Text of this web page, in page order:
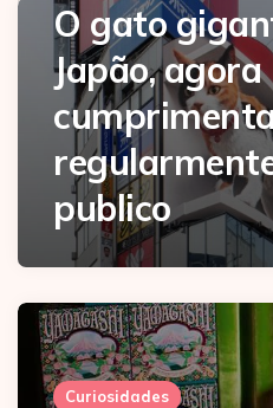
O gato
Japão, agora
publico
Curiosidades